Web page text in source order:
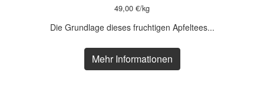
49,00 €/kg
Die Grundlage dieses fruchtigen Apfeltees...
Mehr Informationen